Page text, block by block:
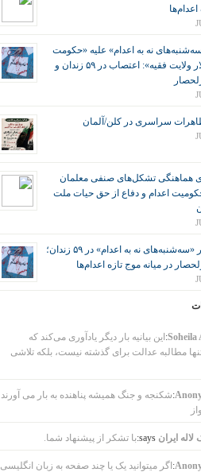
۱۳۱ «سه‌شنبه‌های نه به اعدام» علیه «حکومت
سرمایه‌سالار ولایت فقیه»: اعتصاب در ۵۹ زندان و
سراسری در کلن/آلمان
هماهنگی تشکل‌های صنفی معلمان
اعدام و دفاع از حق حیات ملت
تداوم کارزار «سه‌شنبه‌های نه به اعدام» در ۵۹ زندان؛
در میانه موج تازه اعدام‌ها
Soheila این بیانیه بار دیگر یادآوری می‌کند که
مطالبه عدالت برای گذشته نیست، بلکه تلاشی
شکنجه و جنگ همیشه پناهنده به بار می آورند
لاله ایران says: با تشکر از پیشنهاد شما.
اگر میتوانید یک یا چند صفحه به زبان انگلیسی